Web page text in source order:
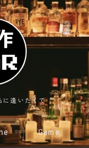
に逢いたくて
Game